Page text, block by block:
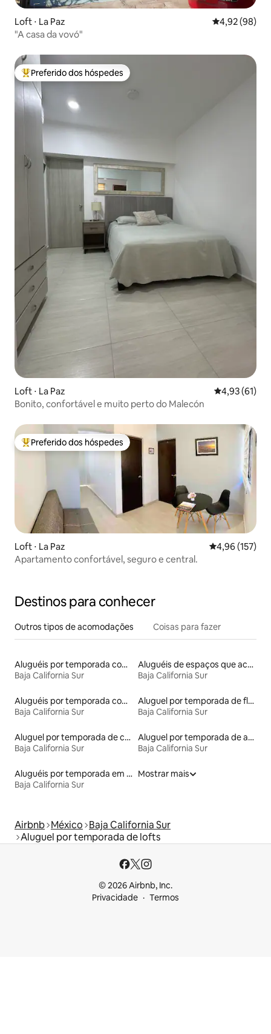
Loft ⋅ La Paz 4,92 de uma
4,92 (98)
"A casa da vovó"
Entre os melhores preferidos dos hóspedes
Preferido dos hóspedes
Loft ⋅ La Paz 4,93 de uma
4,93 (61)
Bonito, confortável e muito perto do Malecón
Entre os melhores preferidos dos hóspedes
Preferido dos hóspedes
Loft ⋅ La Paz 4,96 de uma
4,96 (157)
Apartamento confortável, seguro e central.
Destinos para conhecer
Outros tipos de acomodações Coisas para fazer
Aluguéis por temporada com banheiro para PCD
Baja California Sur
Aluguéis de espaços que aceitam animais de estimação
Baja California Sur
Aluguéis por temporada com acesso à praia
Baja California Sur
Aluguel por temporada de flats
Baja California Sur
Aluguel por temporada de casas de hóspedes
Baja California Sur
Aluguel por temporada de apart-hotéis
Baja California Sur
Aluguéis por temporada em resorts
Baja California Sur
Mostrar mais
Airbnb México Baja California Sur
Aluguel por temporada de lofts
© 2026 Airbnb, Inc.
Privacidade
Termos